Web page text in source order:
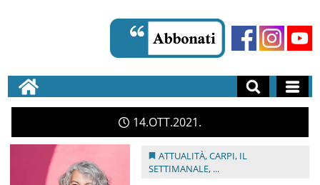
14 OTT2021
ATTUALITÀ,CARPI, IL
SETTIMANALE, ...